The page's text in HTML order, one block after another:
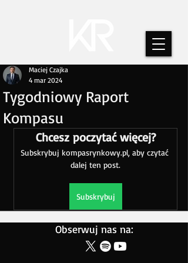
Tygodniowy Raport
Kompasu
Maciej Czajka
4 mar 2024
Chcesz poczytać więcej?
Subskrybuj kompasrynkowy.pl, aby czytać
dalej ten post.
Subskrybuj
Obserwuj nas na: